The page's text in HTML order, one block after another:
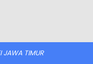
JAWA TIMUR